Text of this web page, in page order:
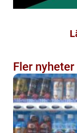
Fler nyheter